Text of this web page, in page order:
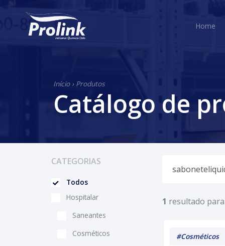
Home
Início› Produtos
Catálogo de
CATEGORIAS
Todos
Hospitalar
Saneantes
Cosméticos
1 resultado
#Cosméticos